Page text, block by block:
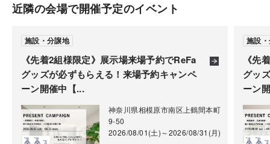
ご注意
※当イベントは完全予約制です。
※駐車場に関しましては、近隣駐車場をご案内いたし
ます。
備考：毎週火曜日・水曜日は定休日です。
営業日以降のご案内になります。
近隣の会場で開催予定のイベント
《先着2組様限定》展示場来場予約でReFa
グッズが必ずもらえる！来場予約キャンペ
ーン開催中【...
施設・分譲地
神奈川県相模原市南区上鶴間本町
9-50
2026/08/01(土)～2026/08/31(月)
《先
グッ
ーン
施設